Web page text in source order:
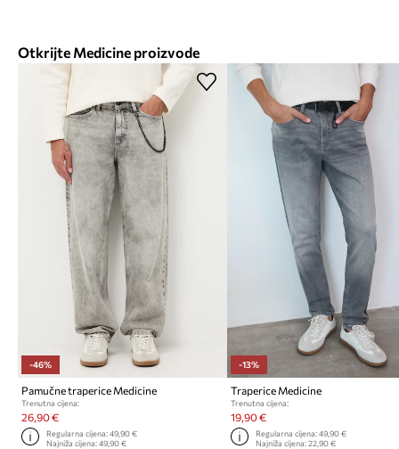
Otkrijte Medicine proizvode
-46%
Pamučne traperice Medicine
Trenutna cijena:
26,90 €
Regularna cijena:49,90 €
Najniža cijena:49,90 €
-13%
Traperice Medicine
Trenutna cijena:
19,90 €
Regularna cijena: 49,90 €
Najniža cijena: 22,90 €